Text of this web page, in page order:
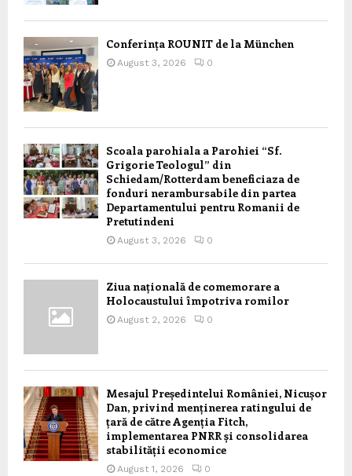
Conferința ROUNIT de la München
August 3, 2026 0
Scoala parohiala a Parohiei “Sf.
Grigorie Teologul” din
Schiedam/Rotterdam beneficiaza de
fonduri nerambursabile din partea
Departamentului pentru Romanii de
Pretutindeni
August 3, 2026 0
Ziua națională de comemorare a
Holocaustului împotriva romilor
August 2, 2026 0
Mesajul Președintelui României, Nicușor
Dan, privind menținerea ratingului de
țară de către Agenția Fitch,
implementarea PNRR și consolidarea
stabilității economice
August 1, 2026 0